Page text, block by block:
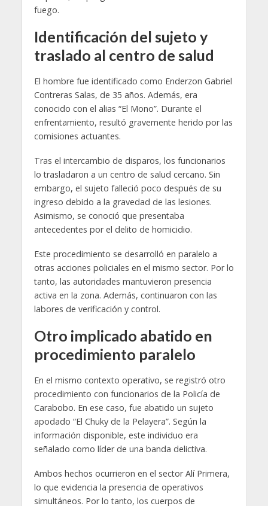
fuego.
Identificación del sujeto y
traslado al centro de salud
El hombre fue identificado como Enderzon Gabriel
Contreras Salas, de 35 años. Además, era
conocido con el alias “El Mono”. Durante el
enfrentamiento, resultó gravemente herido por las
comisiones actuantes.
Tras el intercambio de disparos, los funcionarios
lo trasladaron a un centro de salud cercano. Sin
embargo, el sujeto falleció poco después de su
ingreso debido a la gravedad de las lesiones.
Asimismo, se conoció que presentaba
antecedentes por el delito de homicidio.
Este procedimiento se desarrolló en paralelo a
otras acciones policiales en el mismo sector. Por lo
tanto, las autoridades mantuvieron presencia
activa en la zona. Además, continuaron con las
labores de verificación y control.
Otro implicado abatido en
procedimiento paralelo
En el mismo contexto operativo, se registró otro
procedimiento con funcionarios de la Policía de
Carabobo. En ese caso, fue abatido un sujeto
apodado “El Chuky de la Pelayera”. Según la
información disponible, este individuo era
señalado como líder de una banda delictiva.
Ambos hechos ocurrieron en el sector Alí Primera,
lo que evidencia la presencia de operativos
simultáneos. Por lo tanto, los cuerpos de